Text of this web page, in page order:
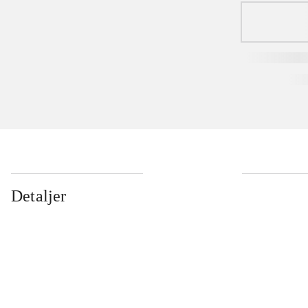
Detaljer